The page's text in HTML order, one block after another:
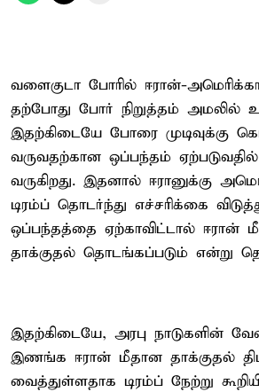
வளைகுடா போரில் ஈரான்-
தற்போது போர் நிறுத்தம் அமலில்
இதற்கிடையே போரை முடிவுக்கு
வருவதற்கான ஒப்பந்தம் ஏற்படுவதில்
வருகிறது. இதனால் ஈரானுக்கு
டிரம்ப் தொடர்ந்து எச்சரிக்கை
ஒப்பந்தத்தை ஏற்காவிட்டால் ஈரான்
தாக்குதல் தொடங்கப்படும் என்று
இதற்கிடையே, அரபு நாடுகளின்
இணங்க ஈரான் மீதான தாக்குதல்
வைத்துள்ளதாக டிரம்ப் நேற்று